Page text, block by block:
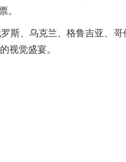
。
、乌克兰、格鲁吉亚、哥
视觉盛宴。